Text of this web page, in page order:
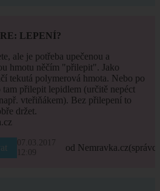
LEPENÍ?
ale je potřeba upečenou a
hmotu něčím "přilepit". Jako
tekutá polymerová hmota. Nebo po
tam přilepit lepidlem (určitě nepéct
vteřiňákem). Bez přilepení to
držet.
07.03.2017
12:09
od Nemravka.cz